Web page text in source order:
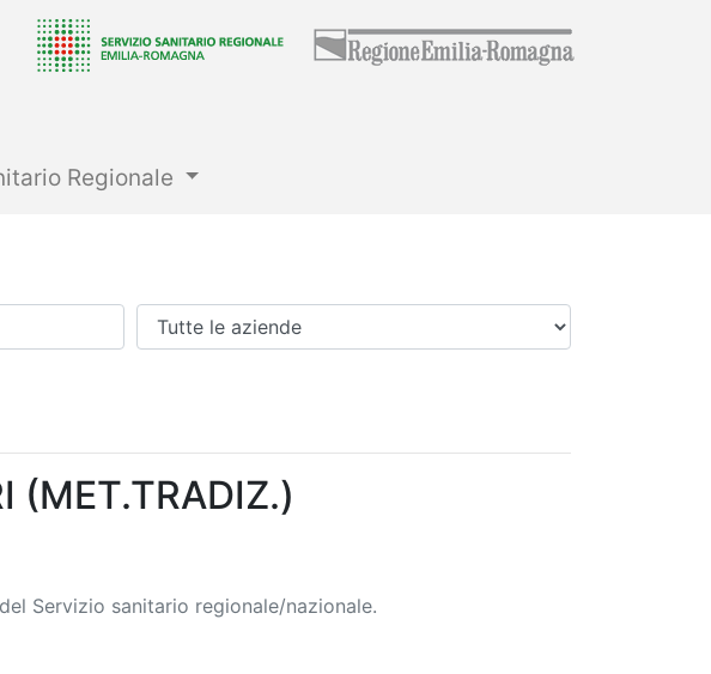
Regionale
Azienda
(MET.TRADIZ.)
Servizio sanitario regionale/nazionale.